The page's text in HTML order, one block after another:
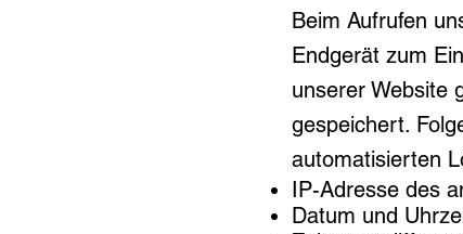
Beim Aufrufen
Endgerät zum
unserer Website
gespeichert.
automatisierten
IP-Adresse des
Datum und